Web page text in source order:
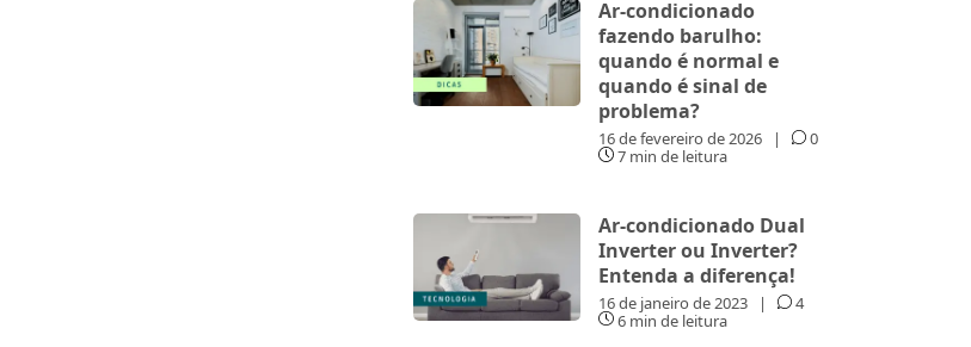
Ar-condicionado
fazendo barulho:
quando é normal e
quando é sinal de
problema?
16 de fevereiro de 2026 |
0
7 min de leitura
Ar-condicionado Dual
Inverter ou Inverter?
Entenda a diferença!
16 de janeiro de 2023 |
4
6 min de leitura